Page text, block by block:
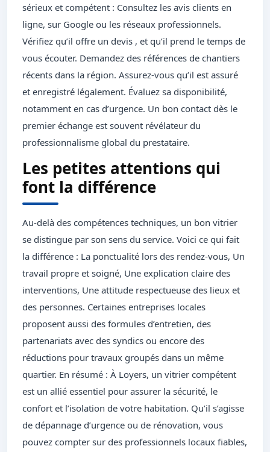
sérieux et compétent : Consultez les avis clients en
ligne, sur Google ou les réseaux professionnels.
Vérifiez qu’il offre un devis , et qu’il prend le temps de
vous écouter. Demandez des références de chantiers
récents dans la région. Assurez-vous qu’il est assuré
et enregistré légalement. Évaluez sa disponibilité,
notamment en cas d’urgence. Un bon contact dès le
premier échange est souvent révélateur du
professionnalisme global du prestataire.
Les petites attentions qui
font la différence
Au-delà des compétences techniques, un bon vitrier
se distingue par son sens du service. Voici ce qui fait
la différence : La ponctualité lors des rendez-vous, Un
travail propre et soigné, Une explication claire des
interventions, Une attitude respectueuse des lieux et
des personnes. Certaines entreprises locales
proposent aussi des formules d’entretien, des
partenariats avec des syndics ou encore des
réductions pour travaux groupés dans un même
quartier. En résumé : À Loyers, un vitrier compétent
est un allié essentiel pour assurer la sécurité, le
confort et l’isolation de votre habitation. Qu’il s’agisse
de dépannage d’urgence ou de rénovation, vous
pouvez compter sur des professionnels locaux fiables,